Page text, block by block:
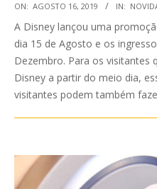
2019-
08-
16
ON: AGOSTO 16, 2019 IN:
A Disney lançou uma
dia 15 de Agosto e os
Dezembro. Para os visitantes
Disney a partir do meio dia,
visitantes podem também